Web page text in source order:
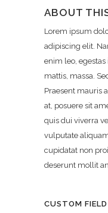
ABOUT
Lorem ipsum
adipiscing elit.
enim leo,
mattis, massa.
Praesent mauris
at, posuere sit
quis dui viverra
vulputate
cupidatat non
deserunt mollit
CUSTOM FIELD